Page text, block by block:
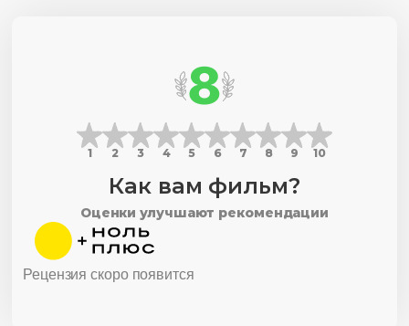
8
1 2 3 4 5 6 7 8 9 10
Как вам фильм?
Оценки улучшают рекомендации
Рецензия скоро появится